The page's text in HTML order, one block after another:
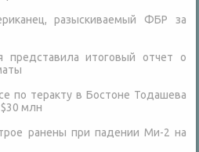
разыскиваемый ФБР за
представила итоговый отчет о
по теракту в Бостоне Тодашева
млн
ранены при падении Ми-2 на